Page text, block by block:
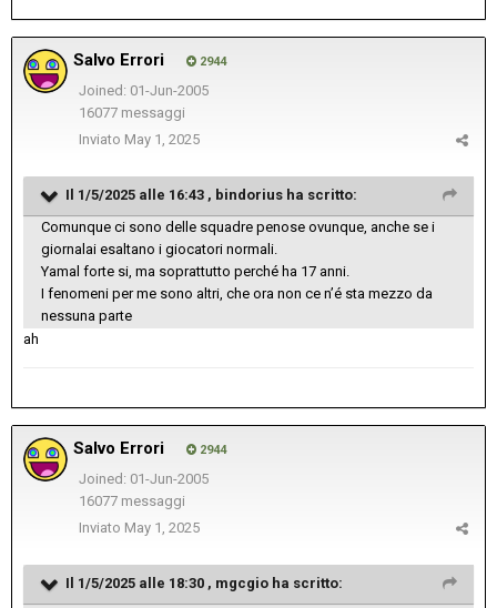
Salvo Errori 2944
Joined: 01-Jun-2005
16077 messaggi
Inviato May 1, 2025
Il 1/5/2025 alle 16:43 , bindorius ha scritto:
Comunque ci sono delle squadre penose ovunque, anche se i
giornalai esaltano i giocatori normali.
Yamal forte si, ma soprattutto perché ha 17 anni.
I fenomeni per me sono altri, che ora non ce n’é sta mezzo da
nessuna parte
ah
Salvo Errori 2944
Joined: 01-Jun-2005
16077 messaggi
Inviato May 1, 2025
Il 1/5/2025 alle 18:30 , mgcgio ha scritto: